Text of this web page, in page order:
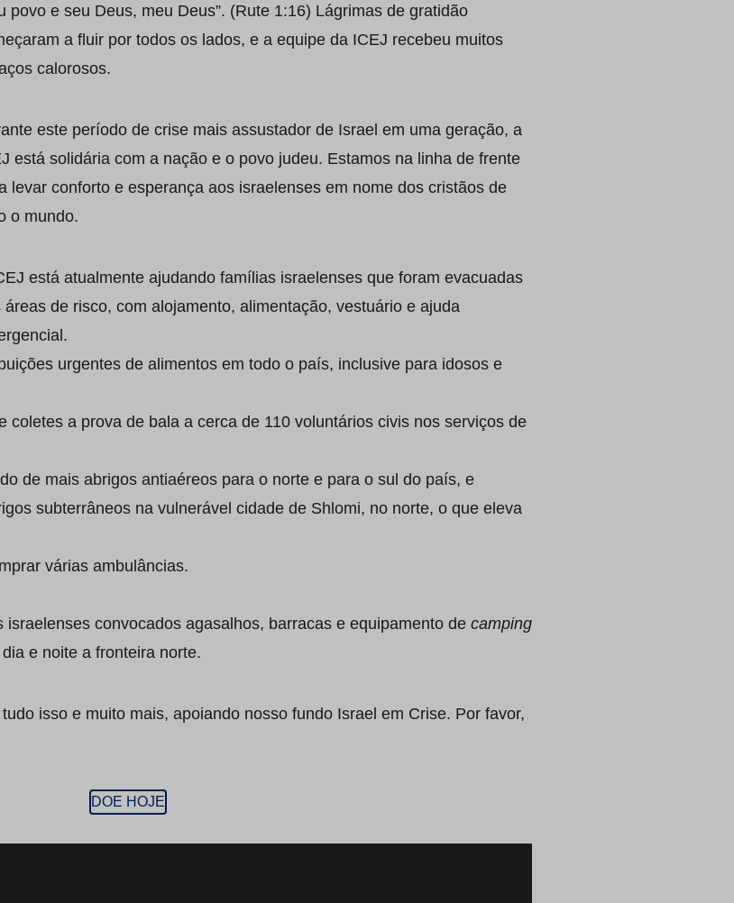
povo e seu Deus, meu Deus”. (Rute 1:16) Lágrimas de gratidão
a fluir por todos os lados, e a equipe da ICEJ recebeu muitos
calorosos.
este período de crise mais assustador de Israel em uma geração, a
está solidária com a nação e o povo judeu. Estamos na linha de frente
levar conforto e esperança aos israelenses em nome dos cristãos de
o mundo.
está atualmente ajudando famílias israelenses que foram evacuadas
áreas de risco, com alojamento, alimentação, vestuário e ajuda
urgentes de alimentos em todo o país, inclusive para idosos e
coletes a prova de bala a cerca de 110 voluntários civis nos serviços de
de mais abrigos antiaéreos para o norte e para o sul do país, e
subterrâneos na vulnerável cidade de Shlomi, no norte, o que eleva
várias ambulâncias.
convocados agasalhos, barracas e equipamento de camping
e noite a fronteira norte.
isso e muito mais, apoiando nosso fundo Israel em Crise. Por favor,
DOE HOJE